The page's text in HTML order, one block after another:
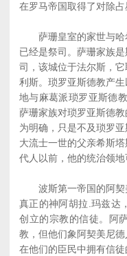
在罗马帝国取得了对除占
萨珊皇室的家世与哈
已经是祭司。萨珊家族
司，该城位于法尔斯，
利斯。琐罗亚斯德教产
地与麻葛派琐罗亚斯德
萨珊家族对琐罗亚斯德
为明确，只是不及琐罗
大流士一世的父亲希斯
代人以前，他的统治领地
波斯第一帝国的阿契
真正的神阿胡拉.玛兹达
创立的宗教的信徒。阿
教，但他们象阿契美尼
在他们的臣民中拥有信